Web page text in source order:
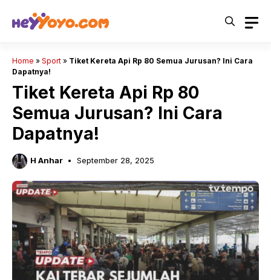
Home » Sport » Tiket Kereta Api Rp 80 Semua Jurusan? Ini Cara
Dapatnya!
Tiket Kereta Api Rp 80
Semua Jurusan? Ini Cara
Dapatnya!
H Anhar September 28, 2025